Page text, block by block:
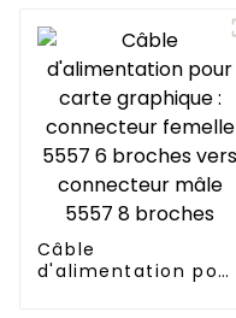
Câble
d'alimentation pour